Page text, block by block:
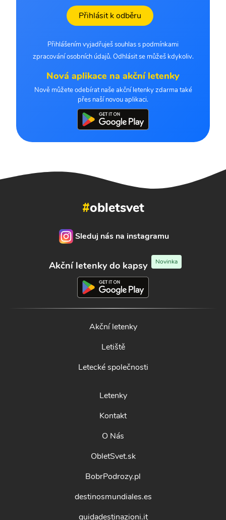
Přihlásit k odběru
Přihlášením vyjadřuješ souhlas s podmínkami
zpracování osobních údajů. Odhlásit se můžeš kdykoliv.
Nová aplikace na akční letenky
Nově můžete odebírat naše akční letenky zdarma také
přes naší novou aplikaci.
#obletsvet
Sleduj nás na instagramu
Akční letenky do kapsy Novinka
Akční letenky
Letiště
Letecké společnosti
Letenky
Kontakt
O Nás
ObletSvet.sk
BobrPodrozy.pl
destinosmundiales.es
guidadestinazioni.it